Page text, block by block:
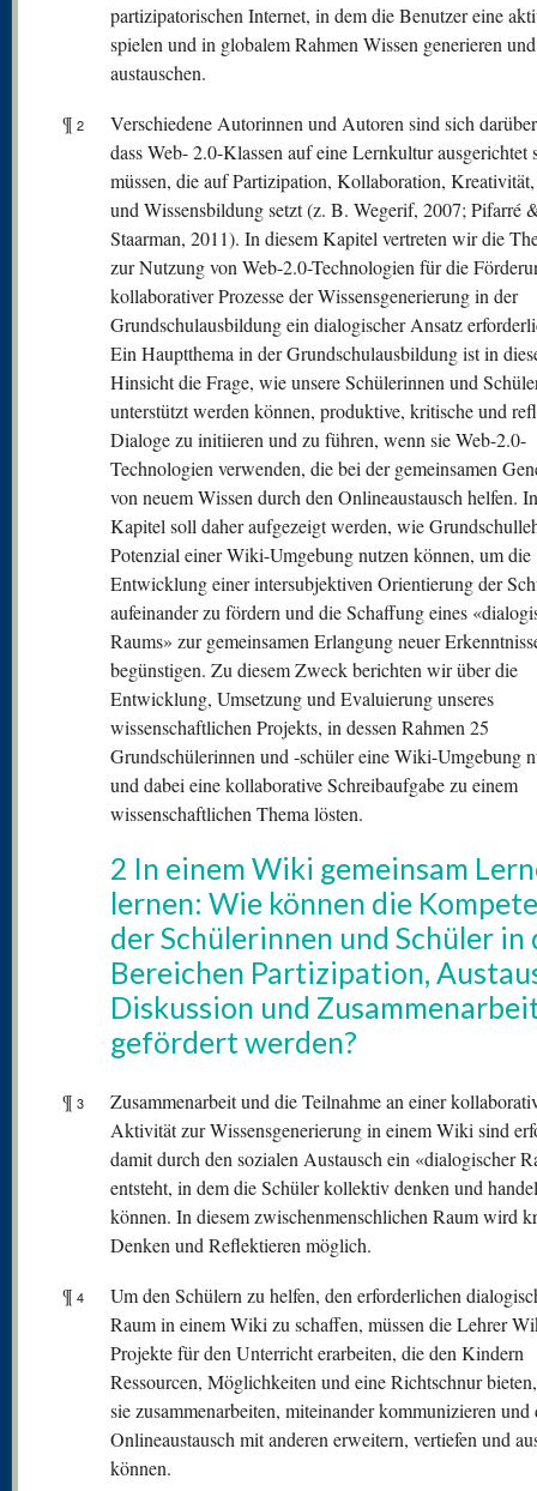
partizipatorischen Internet, in dem die Benutzer eine
spielen und in globalem Rahmen Wissen generieren und
austauschen.
¶ 2
Verschiedene Autorinnen und Autoren sind sich
dass Web- 2.0-Klassen auf eine Lernkultur ausgerichtet
müssen, die auf Partizipation, Kollaboration,
und Wissensbildung setzt (z. B. Wegerif, 2007; Pifarré
Staarman, 2011). In diesem Kapitel vertreten wir die
zur Nutzung von Web-2.0-Technologien für die
kollaborativer Prozesse der Wissensgenerierung in der
Grundschulausbildung ein dialogischer Ansatz
Ein Hauptthema in der Grundschulausbildung ist in
Hinsicht die Frage, wie unsere Schülerinnen und
unterstützt werden können, produktive, kritische und
Dialoge zu initiieren und zu führen, wenn sie Web-2.0-
Technologien verwenden, die bei der gemeinsamen
von neuem Wissen durch den Onlineaustausch helfen.
Kapitel soll daher aufgezeigt werden, wie
Potenzial einer Wiki-Umgebung nutzen können, um die
Entwicklung einer intersubjektiven Orientierung der
aufeinander zu fördern und die Schaffung eines
Raums» zur gemeinsamen Erlangung neuer
begünstigen. Zu diesem Zweck berichten wir über die
Entwicklung, Umsetzung und Evaluierung unseres
wissenschaftlichen Projekts, in dessen Rahmen 25
Grundschülerinnen und ‑schüler eine Wiki-Umgebung
und dabei eine kollaborative Schreibaufgabe zu einem
wissenschaftlichen Thema lösten.
2 In einem Wiki gemeinsam
lernen: Wie können die
der Schülerinnen und Schüler in
Bereichen Partizipation,
Diskussion und
gefördert werden?
¶ 3
Zusammenarbeit und die Teilnahme an einer
Aktivität zur Wissensgenerierung in einem Wiki sind
damit durch den sozialen Austausch ein «dialogischer
entsteht, in dem die Schüler kollektiv denken und
können. In diesem zwischenmenschlichen Raum wird
Denken und Reflektieren möglich.
¶ 4
Um den Schülern zu helfen, den erforderlichen
Raum in einem Wiki zu schaffen, müssen die Lehrer
Projekte für den Unterricht erarbeiten, die den Kindern
Ressourcen, Möglichkeiten und eine Richtschnur
sie zusammenarbeiten, miteinander kommunizieren und
Onlineaustausch mit anderen erweitern, vertiefen und
können.